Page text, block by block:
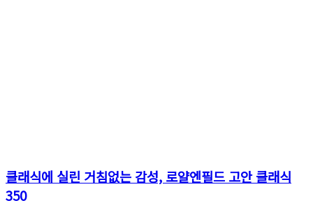
클래식에 실린 거침없는 감성, 로얄엔필드 고안 클래식
350